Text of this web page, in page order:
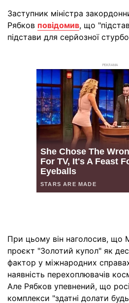
Заступник міністра
Рябков повідомив, що
підстави для серйозної
РЕКЛАМА
При цьому він наголосив, що
проєкт "Золотий купол" як
фактор у міжнародних
наявність перехоплювачів
Але Рябков упевнений, що
комплекси "здатні долати